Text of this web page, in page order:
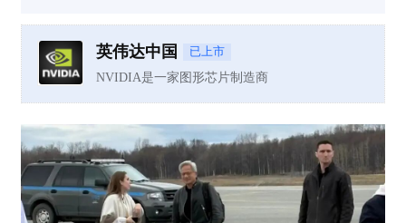
英伟达中国 已上市
NVIDIA是一家图形芯片制造商